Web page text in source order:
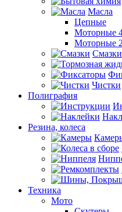
Масла
Цепные
Моторные
Моторные
Смазки
Чистки
Полиграфия
Резина, колеса
Техника
Мото